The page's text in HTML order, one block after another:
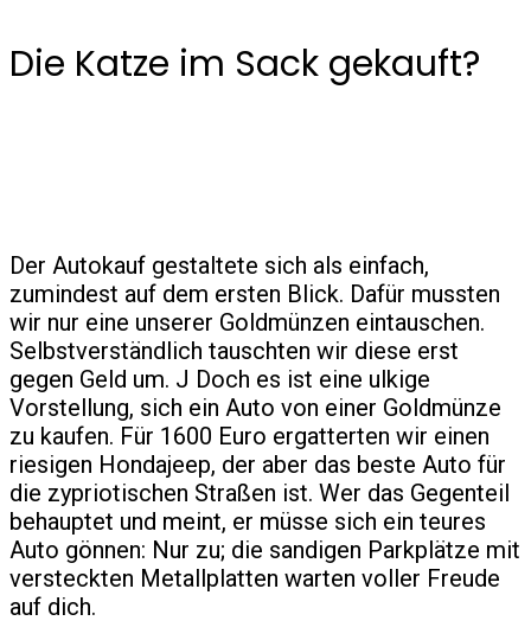
Die Katze im Sack gekauft?
Der Autokauf gestaltete sich als einfach,
zumindest auf dem ersten Blick. Dafür mussten
wir nur eine unserer Goldmünzen eintauschen.
Selbstverständlich tauschten wir diese erst
gegen Geld um. J Doch es ist eine ulkige
Vorstellung, sich ein Auto von einer Goldmünze
zu kaufen. Für 1600 Euro ergatterten wir einen
riesigen Hondajeep, der aber das beste Auto für
die zypriotischen Straßen ist. Wer das Gegenteil
behauptet und meint, er müsse sich ein teures
Auto gönnen: Nur zu; die sandigen Parkplätze mit
versteckten Metallplatten warten voller Freude
auf dich.